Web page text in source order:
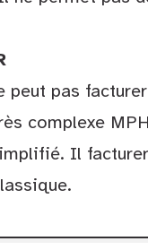
peut pas
complexe
Il